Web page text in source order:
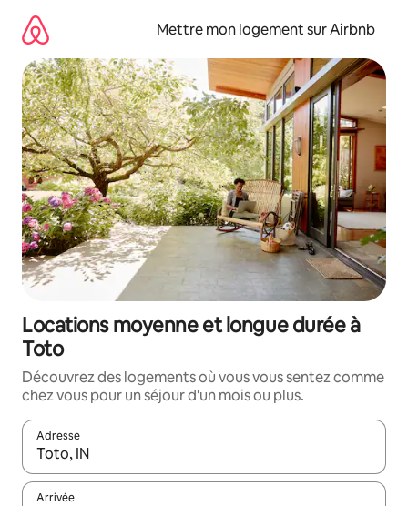
directement
contenu
Mettre mon logement sur Airbnb
Locations moyenne et longue durée à
Toto
Découvrez des logements où vous vous sentez comme
chez vous pour un séjour d'un mois ou plus.
Adresse
Lorsque les résultats s'affichent, utilisez les flèches vers le
Arrivée